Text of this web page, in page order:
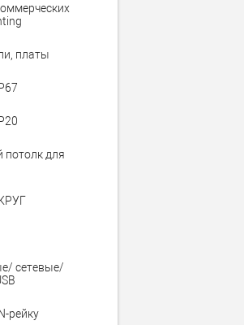
платы
для
сетевые/
рейку